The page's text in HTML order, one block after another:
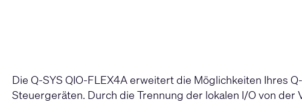
Die Q-SYS QIO-FLEX4A erweitert die Möglichkeiten Ihres
Steuergeräten. Durch die Trennung der lokalen I/O von